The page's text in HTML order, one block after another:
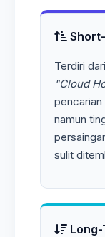
Terdiri
"Cloud
pencarian
namun
sulit